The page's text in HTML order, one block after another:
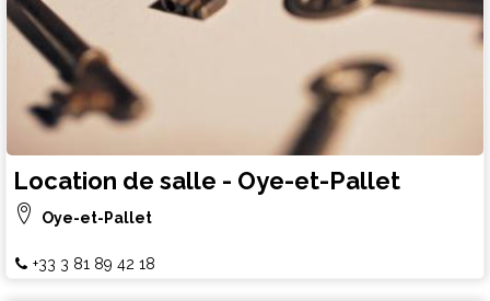
Location de salle - Oye-et-Pallet
Oye-et-Pallet
+33 3 81 89 42 18